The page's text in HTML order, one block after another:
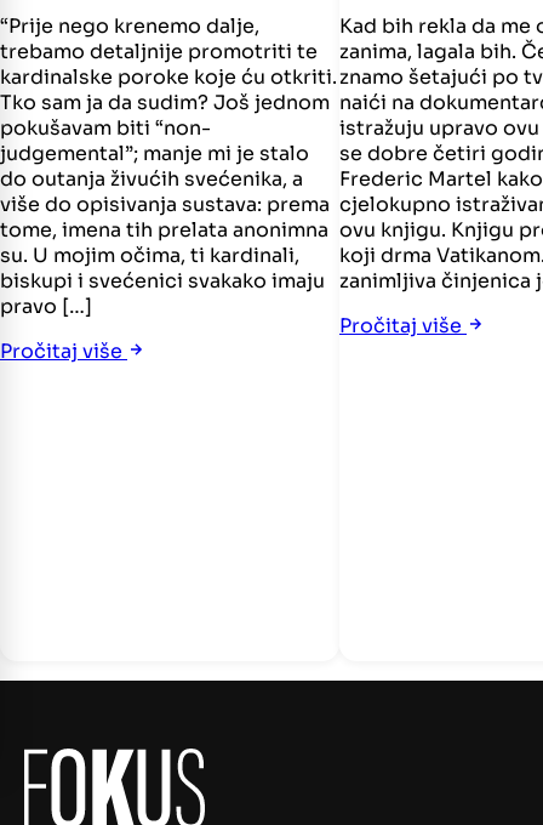
“Prije nego krenemo dalje,
trebamo detaljnije promotriti te
kardinalske poroke koje ću otkriti.
Tko sam ja da sudim? Još jednom
pokušavam biti “non-
judgemental”; manje mi je stalo
do outanja živućih svećenika, a
više do opisivanja sustava: prema
tome, imena tih prelata anonimna
su. U mojim očima, ti kardinali,
biskupi i svećenici svakako imaju
pravo […]
Pročitaj više
Kad bih rekla da me
zanima, lagala bih.
znamo šetajući po
naići na
istražuju upravo
se dobre četiri
Frederic Martel
cjelokupno
ovu knjigu. Knjigu
koji drma
zanimljiva činjenica
Pročitaj više